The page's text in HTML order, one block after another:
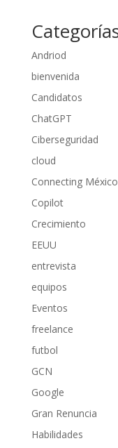
Andriod
bienvenida
Candidatos
ChatGPT
Ciberseguridad
cloud
Connecting México
Copilot
Crecimiento
EEUU
entrevista
equipos
Eventos
freelance
futbol
GCN
Google
Gran Renuncia
Habilidades